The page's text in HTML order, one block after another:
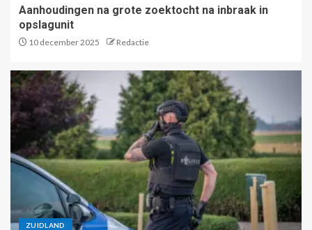
Aanhoudingen na grote zoektocht na inbraak in
opslagunit
10 december 2025 Redactie
ZUIDLAND